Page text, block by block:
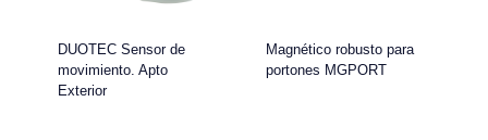
DUOTEC Sensor de
movimiento. Apto
Exterior
Magnético robusto para
portones MGPORT